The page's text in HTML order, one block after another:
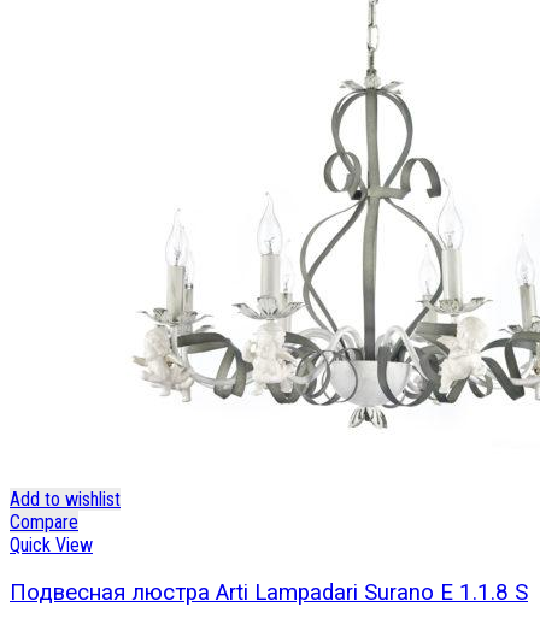
Add to wishlist
Compare
Quick View
Подвесная люстра Arti Lampadari Surano E 1.1.8 S